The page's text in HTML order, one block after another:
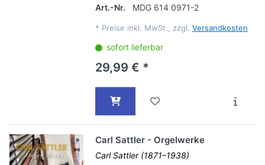
Art.-Nr.
MDG 614 0971-2
* Preise inkl. MwSt., zzgl. Versandkosten
sofort lieferbar
29,99 € *
Carl Sattler - Orgelwerke
Carl Sattler (1871–1938)